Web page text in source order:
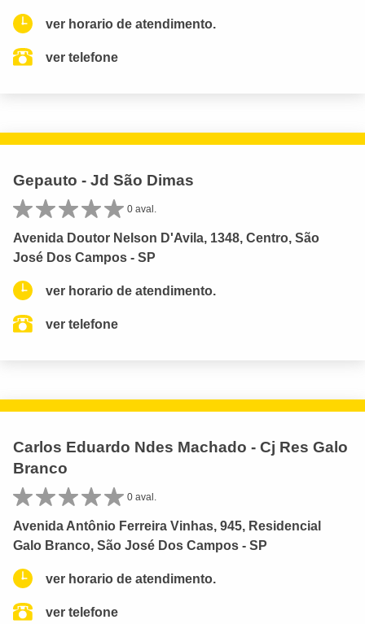
ver horario de atendimento.
ver telefone
Gepauto - Jd São Dimas
0 aval.
Avenida Doutor Nelson D'Avila, 1348, Centro, São
José Dos Campos - SP
ver horario de atendimento.
ver telefone
Carlos Eduardo Ndes Machado - Cj Res Galo
Branco
0 aval.
Avenida Antônio Ferreira Vinhas, 945, Residencial
Galo Branco, São José Dos Campos - SP
ver horario de atendimento.
ver telefone